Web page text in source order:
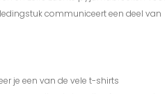
communiceert een deel van
je een van de vele t-shirts